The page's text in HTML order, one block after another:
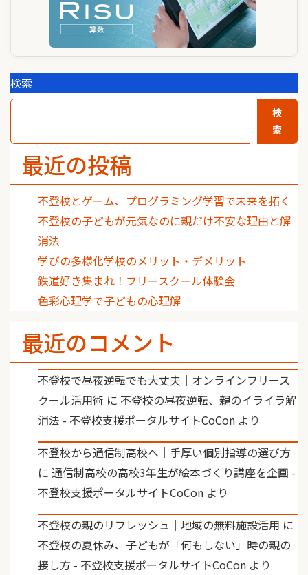
検索
検
索
最近の投稿
不登校とゲーム、プログラミング学習で未来を拓く
不登校の子どもが元気なのに親だけ不安な理由と解
消法
学びの多様化学校のメリット・デメリット
鉄道好き集まれ！フリースクール体験会
色彩心理学で子どもの心理解
最近のコメント
不登校で昼夜逆転でも大丈夫｜オンラインフリース
クール活用術 に 不登校の昼夜逆転、親のイライラ解
消法 - 不登校支援ポータルサイトCoCon より
不登校から通信制高校へ｜手厚い個別指導の選び方
に 通信制高校の高校3年生が絵本づくり講座を企画 -
不登校支援ポータルサイトCoCon より
不登校の親のリフレッシュ｜地域の無料施設活用 に
不登校の夏休み、子どもが「何もしない」時の親の
接し方 - 不登校支援ポータルサイトCoCon より